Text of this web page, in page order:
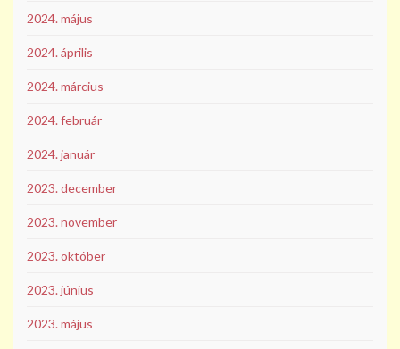
2024. május
2024. április
2024. március
2024. február
2024. január
2023. december
2023. november
2023. október
2023. június
2023. május